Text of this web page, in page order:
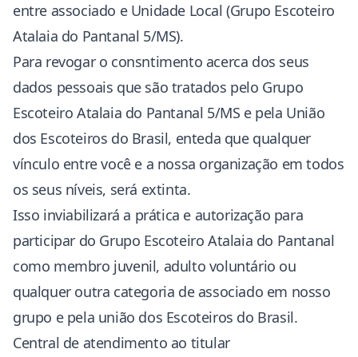
entre associado e Unidade Local (Grupo Escoteiro
Atalaia do Pantanal 5/MS).
Para revogar o consntimento acerca dos seus
dados pessoais que são tratados pelo Grupo
Escoteiro Atalaia do Pantanal 5/MS e pela União
dos Escoteiros do Brasil, enteda que qualquer
vínculo entre você e a nossa organização em todos
os seus níveis, será extinta.
Isso inviabilizará a prática e autorização para
participar do Grupo Escoteiro Atalaia do Pantanal
como membro juvenil, adulto voluntário ou
qualquer outra categoria de associado em nosso
grupo e pela união dos Escoteiros do Brasil.
Central de atendimento ao titular